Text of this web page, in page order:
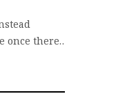
once there…